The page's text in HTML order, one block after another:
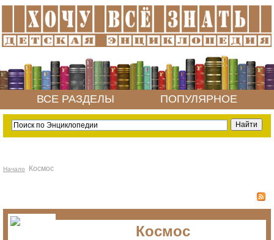
ВСЕ РАЗДЕЛЫ ПОПУЛЯРНОЕ
Начало Космос
Космос